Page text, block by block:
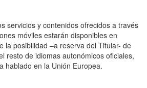
servicios y contenidos ofrecidos a través
móviles estarán disponibles en
la posibilidad –a reserva del Titular- de
resto de idiomas autonómicos oficiales,
hablado en la Unión Europea.